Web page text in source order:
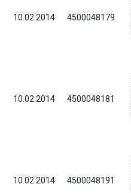
10.02.2014 4500048179
10.02.2014 4500048181
10.02.2014 4500048191